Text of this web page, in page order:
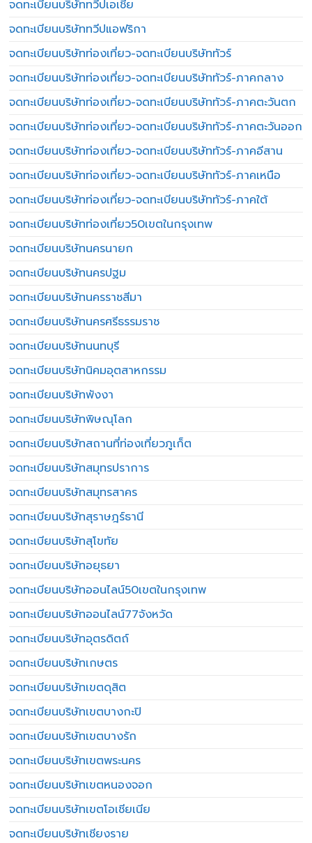
จดทะเบียนบริษัททวีปเอเชีย
จดทะเบียนบริษัททวีปแอฟริกา
จดทะเบียนบริษัทท่องเที่ยว-จดทะเบียนบริษัททัวร์
จดทะเบียนบริษัทท่องเที่ยว-จดทะเบียนบริษัททัวร์-ภาคกลาง
จดทะเบียนบริษัทท่องเที่ยว-จดทะเบียนบริษัททัวร์-ภาคตะวันตก
จดทะเบียนบริษัทท่องเที่ยว-จดทะเบียนบริษัททัวร์-ภาคตะวันออก
จดทะเบียนบริษัทท่องเที่ยว-จดทะเบียนบริษัททัวร์-ภาคอีสาน
จดทะเบียนบริษัทท่องเที่ยว-จดทะเบียนบริษัททัวร์-ภาคเหนือ
จดทะเบียนบริษัทท่องเที่ยว-จดทะเบียนบริษัททัวร์-ภาคใต้
จดทะเบียนบริษัทท่องเที่ยว50เขตในกรุงเทพ
จดทะเบียนบริษัทนครนายก
จดทะเบียนบริษัทนครปฐม
จดทะเบียนบริษัทนครราชสีมา
จดทะเบียนบริษัทนครศรีธรรมราช
จดทะเบียนบริษัทนนทบุรี
จดทะเบียนบริษัทนิคมอุตสาหกรรม
จดทะเบียนบริษัทพังงา
จดทะเบียนบริษัทพิษณุโลก
จดทะเบียนบริษัทสถานที่ท่องเที่ยวภูเก็ต
จดทะเบียนบริษัทสมุทรปราการ
จดทะเบียนบริษัทสมุทรสาคร
จดทะเบียนบริษัทสุราษฎร์ธานี
จดทะเบียนบริษัทสุโขทัย
จดทะเบียนบริษัทอยุธยา
จดทะเบียนบริษัทออนไลน์50เขตในกรุงเทพ
จดทะเบียนบริษัทออนไลน์77จังหวัด
จดทะเบียนบริษัทอุตรดิตถ์
จดทะเบียนบริษัทเกษตร
จดทะเบียนบริษัทเขตดุสิต
จดทะเบียนบริษัทเขตบางกะปิ
จดทะเบียนบริษัทเขตบางรัก
จดทะเบียนบริษัทเขตพระนคร
จดทะเบียนบริษัทเขตหนองจอก
จดทะเบียนบริษัทเขตโอเชียเนีย
จดทะเบียนบริษัทเชียงราย